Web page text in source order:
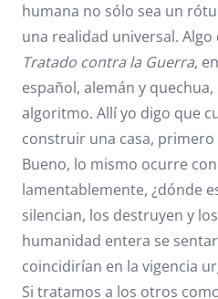
humana no sólo sea un
una realidad universal.
Tratado contra la Guerra,
español, alemán y
algoritmo. Allí yo digo que
construir una casa,
Bueno, lo mismo ocurre
lamentablemente, ¿dónde
silencian, los destruyen y
humanidad entera se
coincidirían en la vigencia
Si tratamos a los otros